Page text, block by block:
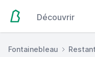
Découvrir
Fontainebleau